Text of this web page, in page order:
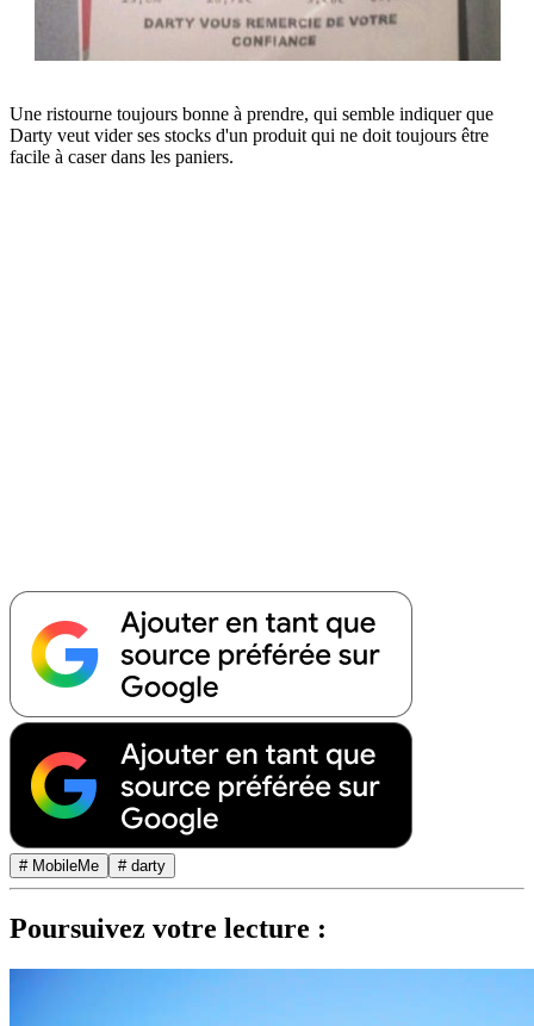
Une ristourne toujours bonne à prendre, qui semble indiquer que
Darty veut vider ses stocks d'un produit qui ne doit toujours être
facile à caser dans les paniers.
# MobileMe # darty
Poursuivez votre lecture :